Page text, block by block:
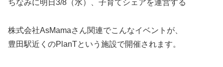
ちなみに明日3/8（水）、子育てシェアを運営する
株式会社AsMamaさん関連でこんなイベントが、
豊田駅近くのPlanTという施設で開催されます。